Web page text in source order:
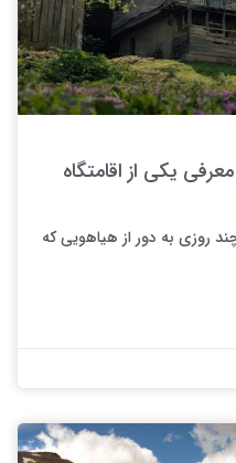
یکی از اقامتگاه
روزی به دور از هیاهویی که